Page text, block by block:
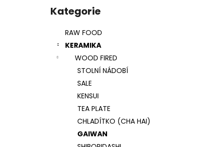
Přeskočit
kategorie
Kategorie
RAW FOOD
KERAMIKA
WOOD FIRED
STOLNÍ NÁDOBÍ
SALE
KENSUI
TEA PLATE
CHLADÍTKO (CHA HAI)
GAIWAN